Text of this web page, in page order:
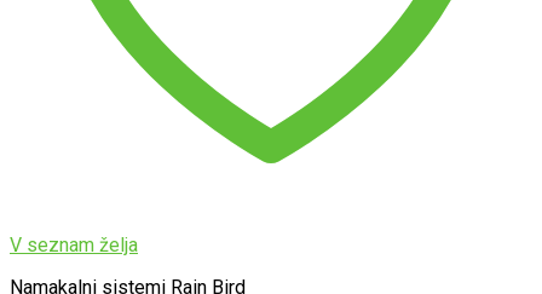
V seznam želja
Namakalni sistemi Rain Bird